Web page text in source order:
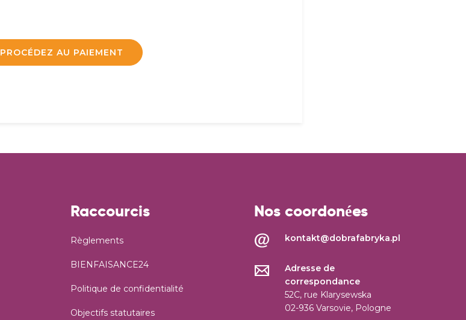
PROCÉDEZ AU PAIEMENT
Raccourcis
Règlements
BIENFAISANCE24
Politique de confidentialité
Objectifs statutaires
Nos coordonées
kontakt@dobrafabryka.pl
Adresse de
correspondance
52C, rue Klarysewska
02-936 Varsovie, Pologne